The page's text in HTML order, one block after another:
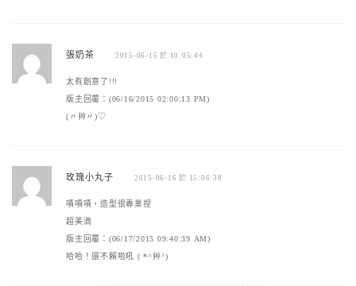
張奶茶 2015-06-15 於 10:05:44
太有創意了!!!
版主回覆：(06/16/2015 02:00:13 PM)
(〃艸〃)♡
玫瑰小丸子 2015-06-16 於 15:06:38
嘖嘖嘖，造型很專業捏
超美滴
版主回覆：(06/17/2015 09:40:39 AM)
哈哈！還不賴啦吼 ( *^艸^)